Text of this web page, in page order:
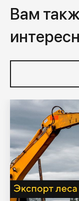
Вам